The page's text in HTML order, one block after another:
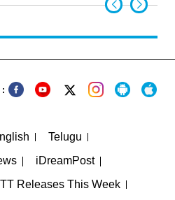
:
Telugu
iDreamPost
Releases This Week